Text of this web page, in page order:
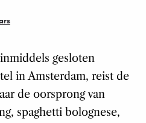
gesloten
in Amsterdam, reist de
de oorsprong van
spaghetti bolognese,